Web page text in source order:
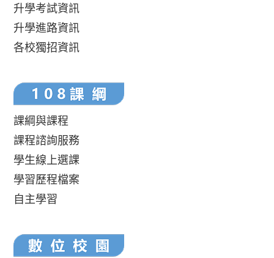
升學考試資訊
升學進路資訊
各校獨招資訊
課綱與課程
課程諮詢服務
學生線上選課
學習歷程檔案
自主學習